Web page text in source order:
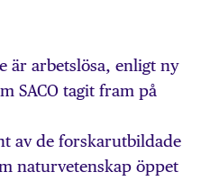
är arbetslösa, enligt ny
SACO tagit fram på
av de forskarutbildade
naturvetenskap öppet